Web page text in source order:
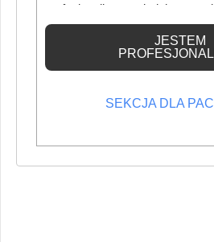
profesjonalistą posiadającym
wiedzę medyczną.
JESTEM
SEKCJA DLA